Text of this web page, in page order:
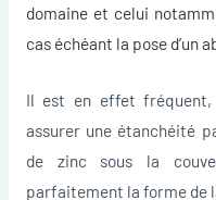
domaine et celui
cas échéant la pose d’un
Il est en effet
assurer une étanchéité
de zinc sous la
parfaitement la forme de